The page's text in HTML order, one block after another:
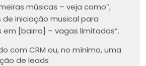
músicas – veja como”;
de iniciação musical para
em [bairro] – vagas limitadas”.
com CRM ou, no mínimo, uma
de leads